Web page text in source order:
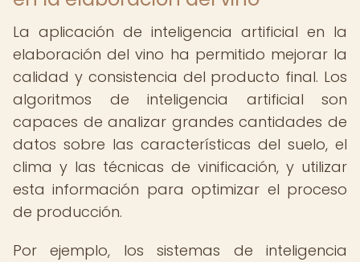
La aplicación de inteligencia artificial en la
elaboración del vino ha permitido mejorar la
calidad y consistencia del producto final. Los
algoritmos de inteligencia artificial son
capaces de analizar grandes cantidades de
datos sobre las características del suelo, el
clima y las técnicas de vinificación, y utilizar
esta información para optimizar el proceso
de producción.
Por ejemplo, los sistemas de inteligencia